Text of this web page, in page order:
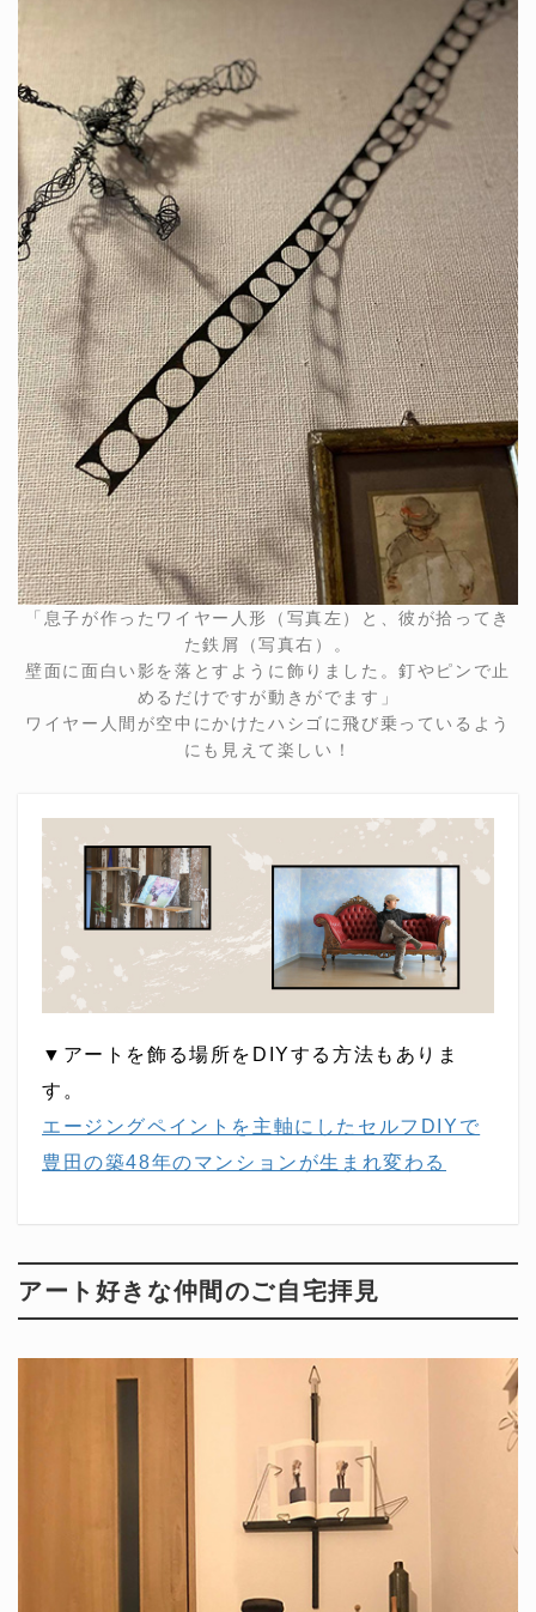
「息子が作ったワイヤー人形（写真左）と、彼が拾ってき
た鉄屑（写真右）。
壁面に面白い影を落とすように飾りました。釘やピンで止
めるだけですが動きがでます」
ワイヤー人間が空中にかけたハシゴに飛び乗っているよう
にも見えて楽しい！
▼アートを飾る場所をDIYする方法もありま
す。
エージングペイントを主軸にしたセルフDIYで
豊田の築48年のマンションが生まれ変わる
アート好きな仲間のご自宅拝見